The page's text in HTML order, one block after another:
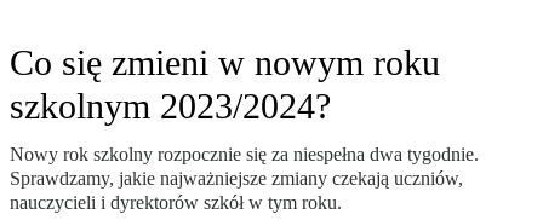
Co się zmieni w nowym roku
szkolnym 2023/2024?
Nowy rok szkolny rozpocznie się za niespełna dwa tygodnie.
Sprawdzamy, jakie najważniejsze zmiany czekają uczniów,
nauczycieli i dyrektorów szkół w tym roku.